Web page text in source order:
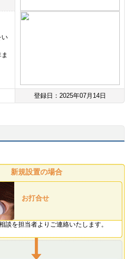
い
登録日：2025年07月14日
新規設置の場合
お打合せ
談を担当者よりご連絡いたします。